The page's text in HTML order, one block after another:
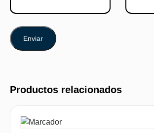
Productos relacionados